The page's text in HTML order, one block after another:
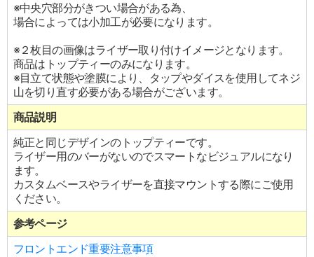
※中央穴部分がきつい場合がある為、
場合によっては小加工が必要になります。
※２枚目の画像はライザー取り付けイメージとなります。
商品はトップティーのみになります。
※目立て状態や塗膜により、タップやダイスを使用してネジ
山を切り直す必要がある場合がございます。
商品説明
純正と同じデザインのトップティーです。
ライザー用のバーがないのでスマートなビジュアルになり
ます。
カスタムベースやライザーを直接マウントする際にご使用
ください。
参考ページ
フロントエンド重要注意事項